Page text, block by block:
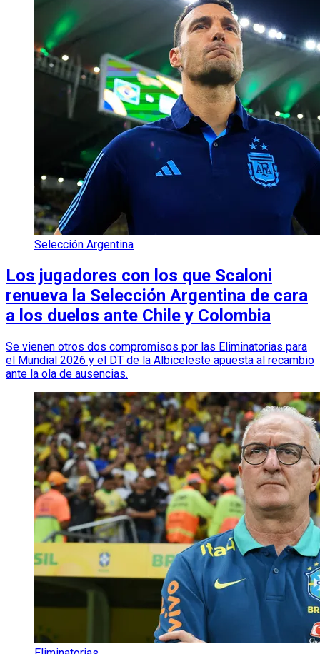
Selección Argentina
Los jugadores con los que Scaloni
renueva la Selección Argentina de cara
a los duelos ante Chile y Colombia
Se vienen otros dos compromisos por las Eliminatorias para
el Mundial 2026 y el DT de la Albiceleste apuesta al recambio
ante la ola de ausencias.